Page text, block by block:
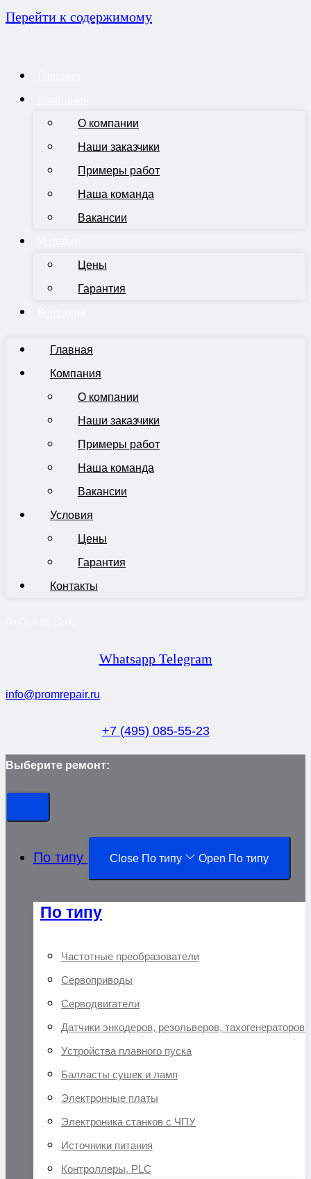
Перейти к содержимому
О компании
Наши заказчики
Примеры работ
Наша команда
Вакансии
Цены
Гарантия
Главная
Компания
О компании
Наши заказчики
Примеры работ
Наша команда
Вакансии
Условия
Цены
Гарантия
Контакты
Whatsapp Telegram
info@promrepair.ru
+7 (495) 085-55-23
Выберите ремонт:
По типу Close По типу Open По типу
По типу
Частотные преобразователи
Сервоприводы
Серводвигатели
Датчики энкодеров, резольверов, тахогенераторов
Устройства плавного пуска
Балласты сушек и ламп
Электронные платы
Электроника станков с ЧПУ
Источники питания
Контроллеры, PLC